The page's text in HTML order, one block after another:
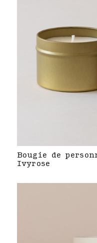
Bougie de
Ivyrose